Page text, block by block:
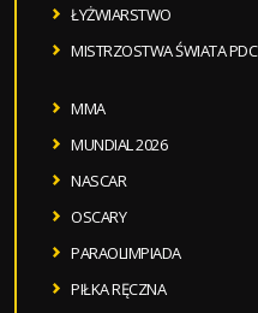
ŁYŻWIARSTWO
MISTRZOSTWA ŚWIATA PDC
MMA
MUNDIAL 2026
NASCAR
OSCARY
PARAOLIMPIADA
PIŁKA RĘCZNA